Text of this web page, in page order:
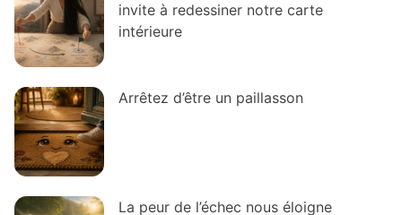
invite à redessiner notre carte
intérieure
Arrêtez d’être un paillasson
La peur de l’échec nous éloigne